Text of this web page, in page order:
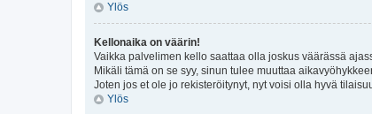
Ylös
Kellonaika on väärin!
Vaikka palvelimen kello saattaa olla joskus väärässä
Mikäli tämä on se syy, sinun tulee muuttaa
Joten jos et ole jo rekisteröitynyt, nyt voisi olla hyvä
Ylös